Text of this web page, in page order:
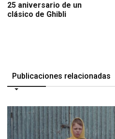
25 aniversario de un
clásico de Ghibli
Publicaciones relacionadas